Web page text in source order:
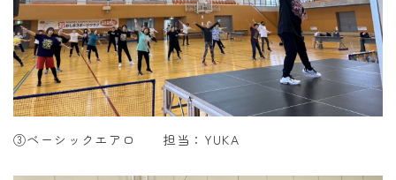
③ベーシックエアロ 担当：YUKA